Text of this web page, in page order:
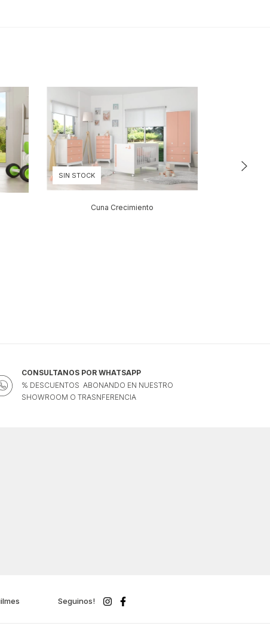
SIN STOCK
Cuna Crecimiento
CONSULTANOS POR WHATSAPP
% DESCUENTOS ABONANDO EN NUESTRO
SHOWROOM O TRASNFERENCIA
Seguinos!